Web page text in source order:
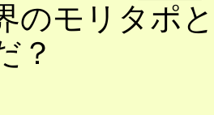
のモリタポ
？